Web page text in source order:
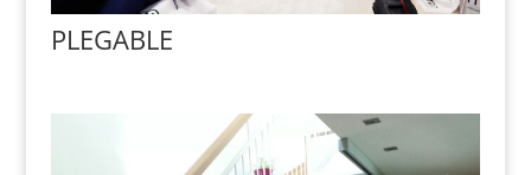
PLEGABLE